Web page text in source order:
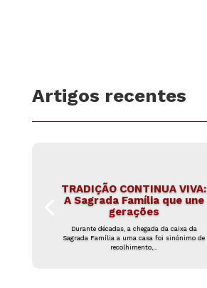
Artigos recentes
TRADIÇÃO CONTINUA VIVA:
A Sagrada Família que une
gerações
Durante décadas, a chegada da caixa da
Sagrada Família a uma casa foi sinónimo de
recolhimento,...